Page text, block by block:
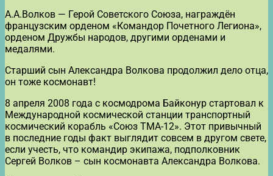
А.А.Волков — Герой Советского Союза, награждён
французским орденом «Командор Почетного Легиона»,
орденом Дружбы народов, другими орденами и
медалями.
Старший сын Александра Волкова продолжил дело отца,
он тоже космонавт!
8 апреля 2008 года с космодрома Байконур стартовал к
Международной космической станции транспортный
космический корабль «Союз ТМА-12». Этот привычный
в последние годы факт выглядит совсем в другом свете,
если учесть, что командир экипажа, подполковник
Сергей Волков – сын космонавта Александра Волкова.